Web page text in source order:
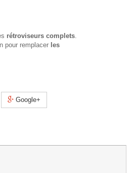
rétroviseurs complets.
pour remplacer les
Google+